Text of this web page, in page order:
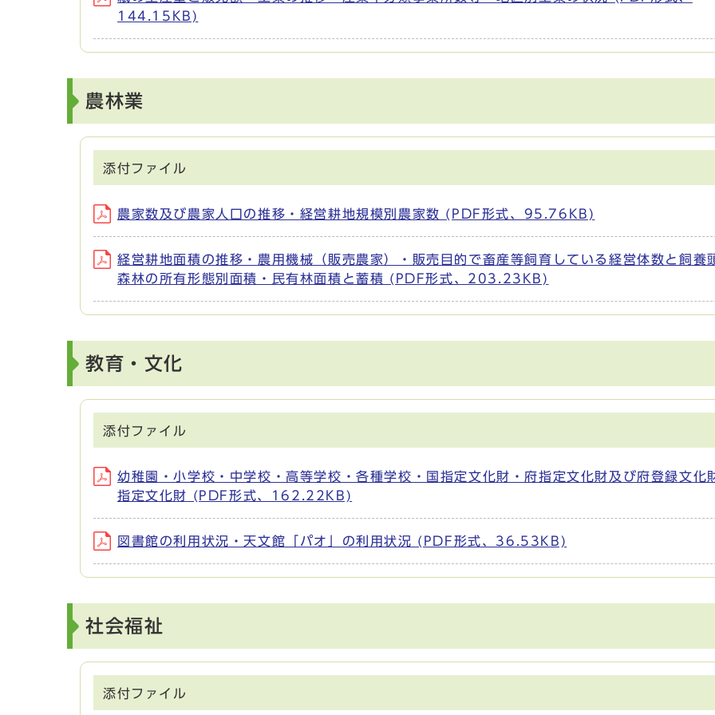
144.15KB)
農林業
添付ファイル
農家数及び農家人口の推移・経営耕地規模別農家数 (PDF形式、95.76KB)
経営耕地面積の推移・農用機械（販売農家）・販売目的で畜産等飼育している経営体数と飼養
森林の所有形態別面積・民有林面積と蓄積 (PDF形式、203.23KB)
教育・文化
添付ファイル
幼稚園・小学校・中学校・高等学校・各種学校・国指定文化財・府指定文化財及び府登録文化
指定文化財 (PDF形式、162.22KB)
図書館の利用状況・天文館「パオ」の利用状況 (PDF形式、36.53KB)
社会福祉
添付ファイル